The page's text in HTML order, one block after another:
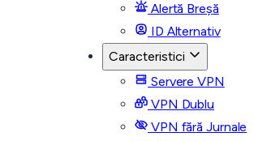
Alertă Breșă
ID Alternativ
Caracteristici
Servere VPN
VPN Dublu
VPN fără Jurnale